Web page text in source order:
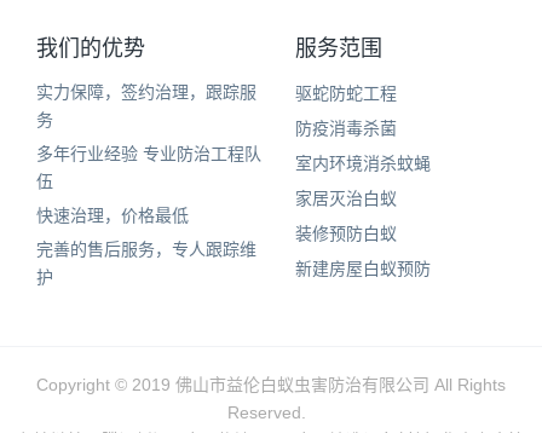
我们的优势
实力保障，签约治理，跟踪服
务
多年行业经验 专业防治工程队
伍
快速治理，价格最低
完善的售后服务，专人跟踪维
护
服务范围
驱蛇防蛇工程
防疫消毒杀菌
室内环境消杀蚊蝇
家居灭治白蚁
装修预防白蚁
新建房屋白蚁预防
Copyright © 2019 佛山市益伦白蚁虫害防治有限公司 All Rights
Reserved.